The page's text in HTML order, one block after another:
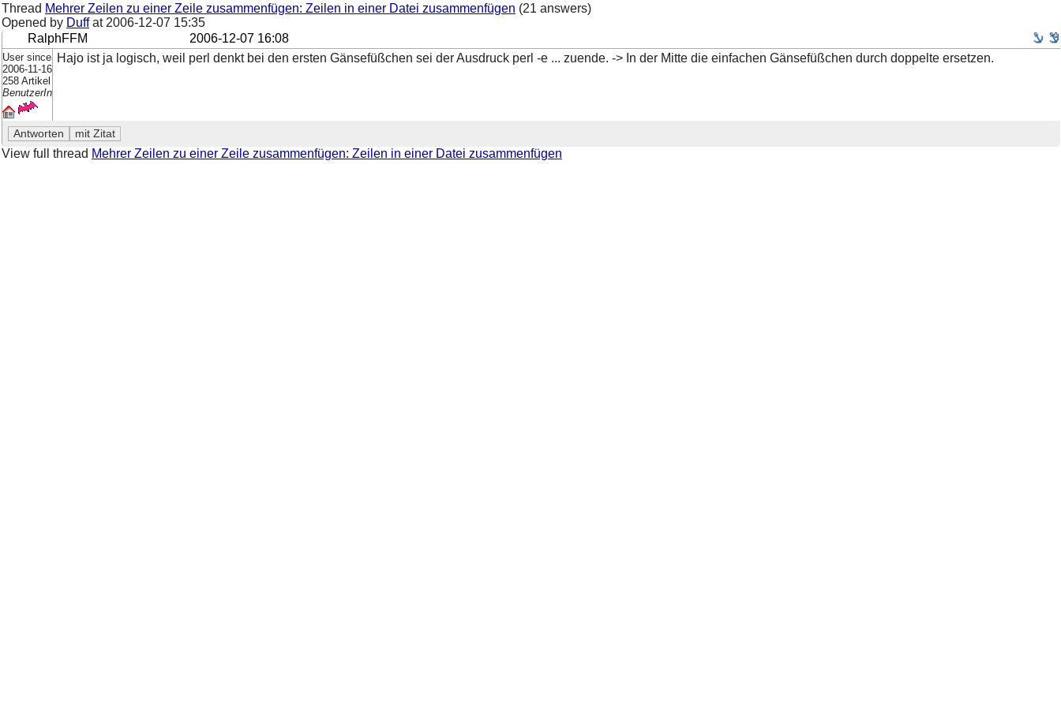
Thread Mehrer Zeilen zu einer Zeile zusammenfügen: Zeilen in einer Datei zusammenfügen (21 answers)
Opened by Duffat 2006-12-07 15:35
RalphFFM
2006-12-07 16:08
User since
2006-11-16
258 Artikel
BenutzerIn
Hajo ist ja logisch, weil perl denkt bei den ersten Gänsefüßchen sei der Ausdruck perl -e ... zuende. -> In der Mitte die einfachen Gänsefüßchen durch doppelte ersetzen.
View full thread Mehrer Zeilen zu einer Zeile zusammenfügen: Zeilen in einer Datei zusammenfügen